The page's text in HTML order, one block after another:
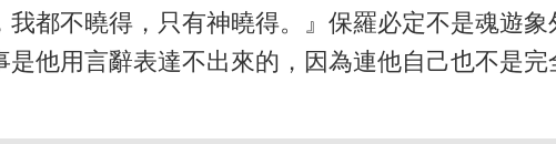
都不曉得，只有神曉得。』保羅必定不是魂遊象
他用言辭表達不出來的，因為連他自己也不是完